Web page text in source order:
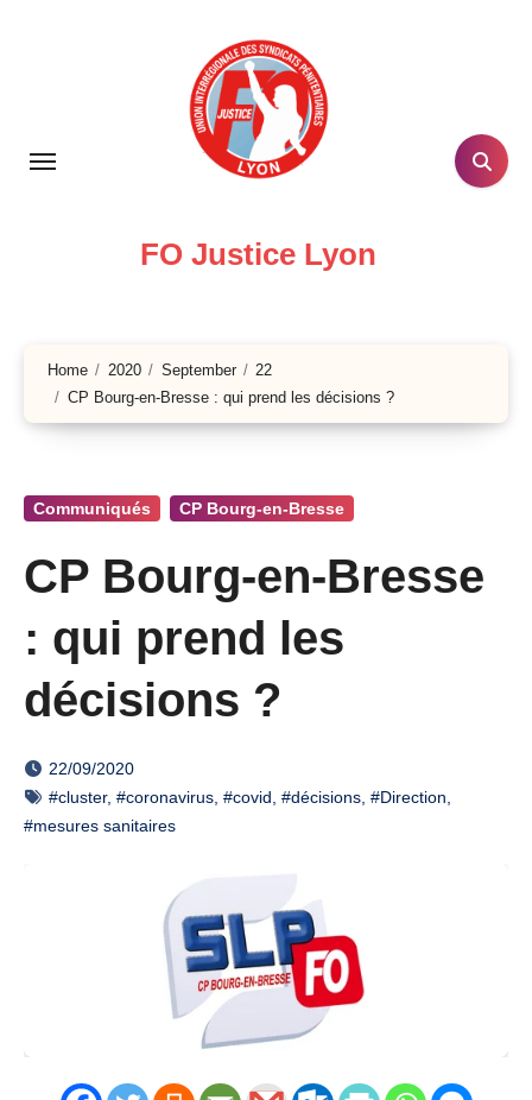
FO Justice Lyon
Home 2020 September
22
CP Bourg-en-Bresse : qui prend les décisions ?
Communiqués CP Bourg-en-Bresse
CP Bourg-en-Bresse
: qui prend les
décisions ?
22/09/2020
#cluster, #coronavirus #covid #décisions #Direction
#mesures sanitaires